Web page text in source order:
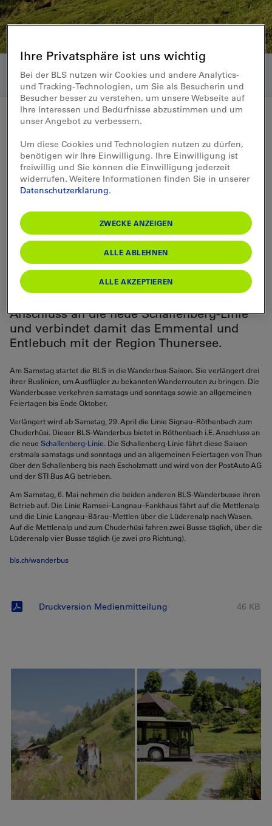
Die BLS bringt Wanderer
wieder zu drei bekannten
Ausflugszielen im Emmental
Ein Ausflug zum Chuderhüsi, auf die
Mettlen- oder die Lüderenalp: Ab Samstag
erschliesst die BLS an den Wochenenden
die drei bekannten Ausflugsziele mit den
Anschluss an die neue Schallenberg-Linie
und verbindet damit das Emmental und
Entlebuch mit der Region Thunersee.
Am Samstag startet die BLS in die Wanderbus-Saison. Sie verlängert drei
ihrer Buslinien, um Ausflügler zu bekannten Wanderrouten zu bringen. Die
Wanderbusse verkehren samstags und sonntags sowie an allgemeinen
Feiertagen bis Ende Oktober.
Verlängert wird ab Samstag, 29. April die Linie Signau–Röthenbach zum
Chuderhüsi. Dieser BLS-Wanderbus bietet in Röthenbach i.E. Anschluss an
die neue Schallenberg-Linie. Die Schallenberg-Linie fährt diese Saison
erstmals samstags und sonntags und an allgemeinen Feiertagen von Thun
über den Schallenberg bis nach Escholzmatt und wird von der PostAuto AG
und der STI Bus AG betrieben.
Am Samstag, 6. Mai nehmen die beiden anderen BLS-Wanderbusse ihren
Betrieb auf. Die Linie Ramsei–Langnau–Fankhaus fährt auf die Mettlenalp
und die Linie Langnau–Bärau–Mettlen über die Lüderenalp nach Wasen.
Auf die Mettlenalp und zum Chuderhüsi fahren zwei Busse täglich, über die
Lüderenalp vier Busse täglich (je zwei pro Richtung).
bls.ch/wanderbus
46 KB
Druckversion Medienmitteilung
Ihre Privatsphäre ist uns wichtig
Bei der BLS nutzen wir Cookies und andere Analytics-
und Tracking-Technologien, um Sie als Besucherin und
Besucher besser zu verstehen, um unsere Webseite auf
Ihre Interessen und Bedürfnisse abzustimmen und um
unser Angebot zu verbessern.
Um diese Cookies und Technologien nutzen zu dürfen,
benötigen wir Ihre Einwilligung. Ihre Einwilligung ist
freiwillig und Sie können die Einwilligung jederzeit
widerrufen. Weitere Informationen finden Sie in unserer
Datenschutzerklärung.
ZWECKE ANZEIGEN
ALLE ABLEHNEN
ALLE AKZEPTIEREN